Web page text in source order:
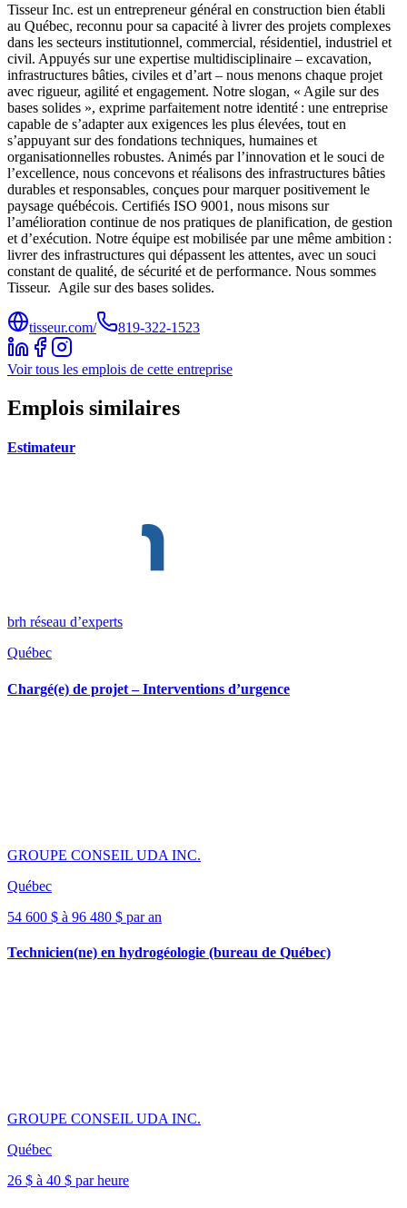
Tisseur Inc. est un entrepreneur général en construction bien établi
au Québec, reconnu pour sa capacité à livrer des projets complexes
dans les secteurs institutionnel, commercial, résidentiel, industriel et
civil. Appuyés sur une expertise multidisciplinaire – excavation,
infrastructures bâties, civiles et d’art – nous menons chaque projet
avec rigueur, agilité et engagement. Notre slogan, « Agile sur des
bases solides », exprime parfaitement notre identité : une entreprise
capable de s’adapter aux exigences les plus élevées, tout en
s’appuyant sur des fondations techniques, humaines et
organisationnelles robustes. Animés par l’innovation et le souci de
l’excellence, nous concevons et réalisons des infrastructures bâties
durables et responsables, conçues pour marquer positivement le
paysage québécois. Certifiés ISO 9001, nous misons sur
l’amélioration continue de nos pratiques de planification, de gestion
et d’exécution. Notre équipe est mobilisée par une même ambition :
livrer des infrastructures qui dépassent les attentes, avec un souci
constant de qualité, de sécurité et de performance. Nous sommes
Tisseur. Agile sur des bases solides.
tisseur.com/ 819-322-1523
Voir tous les emplois de cette entreprise
Emplois similaires
Estimateur
brh réseau d’experts
Québec
Chargé(e) de projet – Interventions d’urgence
GROUPE CONSEIL UDA INC.
Québec
54 600 $ à 96 480 $ par an
Technicien(ne) en hydrogéologie (bureau de Québec)
GROUPE CONSEIL UDA INC.
Québec
26 $ à 40 $ par heure